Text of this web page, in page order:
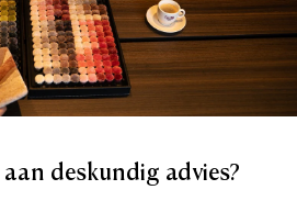
aan deskundig advies?